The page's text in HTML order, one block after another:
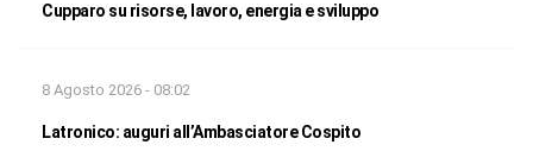
Cupparo su risorse, lavoro, energia e sviluppo
8 Agosto 2026 - 08:02
Latronico: auguri all’Ambasciatore Cospito